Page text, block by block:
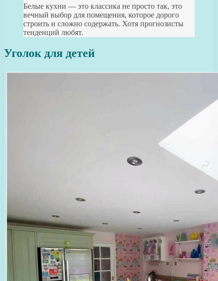
Белые кухни — это классика не просто так, это
вечный выбор для помещения, которое дорого
строить и сложно содержать. Хотя прогнозисты
тенденций любят.
Уголок для детей